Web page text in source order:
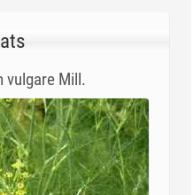
vulgare Mill.